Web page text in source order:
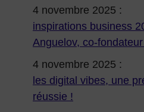
4 novembre 2025 :
inspirations business
Anguelov, co-fondateur
4 novembre 2025 :
les digital vibes, une
réussie !